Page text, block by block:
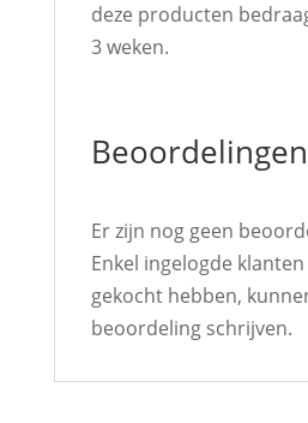
deze producten
3 weken.
Beoordelingen
Er zijn nog geen
Enkel ingelogde
gekocht hebben,
beoordeling schrijven.